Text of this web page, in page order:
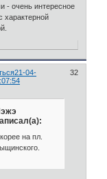
- очень интересное
характерной
32
21-04-
на пл.